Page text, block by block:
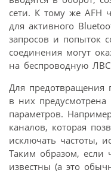
сети. К тому же AFH
для активного
запросов и попыток
соединения могут
на беспроводную
Для предотвращения
в них предусмотрена
параметров.
каналов, которая
исключать частоты,
Таким образом, если
известны (а это